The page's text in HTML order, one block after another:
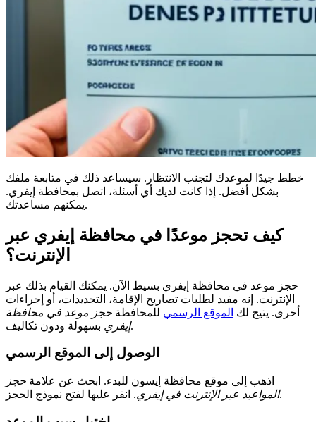
خطط جيدًا لموعدك لتجنب الانتظار. سيساعد ذلك في متابعة ملفك
بشكل أفضل. إذا كانت لديك أي أسئلة، اتصل بمحافظة إيفري.
يمكنهم مساعدتك.
كيف تحجز موعدًا في محافظة إيفري عبر
الإنترنت؟
حجز موعد في محافظة إيفري بسيط الآن. يمكنك القيام بذلك عبر
الإنترنت. إنه مفيد لطلبات تصاريح الإقامة، التجديدات، أو إجراءات
أخرى. يتيح لك الموقع الرسمي للمحافظة حجز موعد في محافظة
إيفريبسهولة ودون تكاليف.
الوصول إلى الموقع الرسمي
اذهب إلى موقع محافظة إيسون للبدء. ابحث عن علامة حجز
المواعيد عبر الإنترنت في إيفري. انقر عليها لفتح نموذج الحجز.